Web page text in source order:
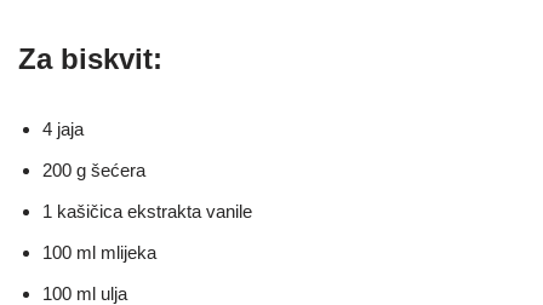
Za biskvit:
4 jaja
200 g šećera
1 kašičica ekstrakta vanile
100 ml mlijeka
100 ml ulja